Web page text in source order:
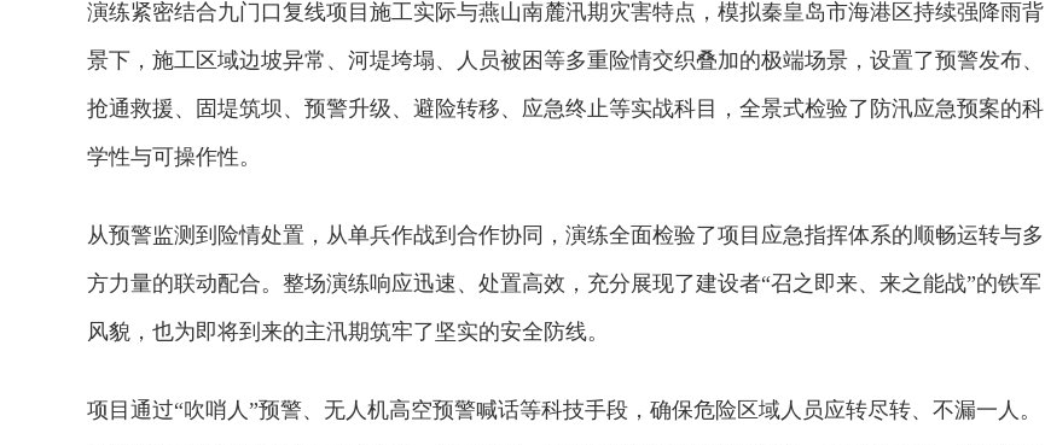
演练紧密结合九门口复线项目施工实际与燕山南麓汛期灾害特点，模拟秦皇岛市海港区持续强降雨背
景下，施工区域边坡异常、河堤垮塌、人员被困等多重险情交织叠加的极端场景，设置了预警发布、
抢通救援、固堤筑坝、预警升级、避险转移、应急终止等实战科目，全景式检验了防汛应急预案的科
学性与可操作性。
从预警监测到险情处置，从单兵作战到合作协同，演练全面检验了项目应急指挥体系的顺畅运转与多
方力量的联动配合。整场演练响应迅速、处置高效，充分展现了建设者“召之即来、来之能战”的铁军
风貌，也为即将到来的主汛期筑牢了坚实的安全防线。
项目通过“吹哨人”预警、无人机高空预警喊话等科技手段，确保危险区域人员应转尽转、不漏一人。